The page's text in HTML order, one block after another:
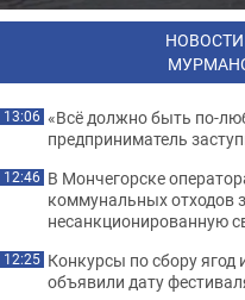
13:06 «Всё должно быть по-
предприниматель
12:46 В Мончегорске
коммунальных отходов
несанкционированную
12:25 Конкурсы по сбору ягод
объявили дату